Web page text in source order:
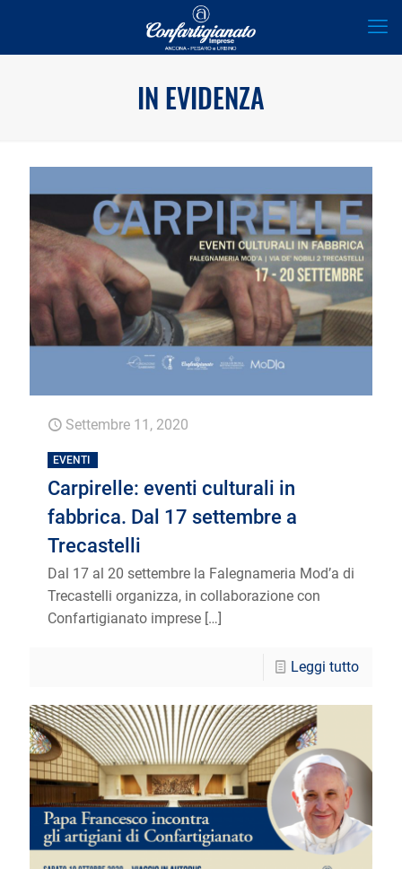
IN EVIDENZA
Settembre 11, 2020
EVENTI
Carpirelle: eventi culturali in
fabbrica. Dal 17 settembre a
Trecastelli
Dal 17 al 20 settembre la Falegnameria Mod’a di
Trecastelli organizza, in collaborazione con
Confartigianato imprese […]
Leggi tutto